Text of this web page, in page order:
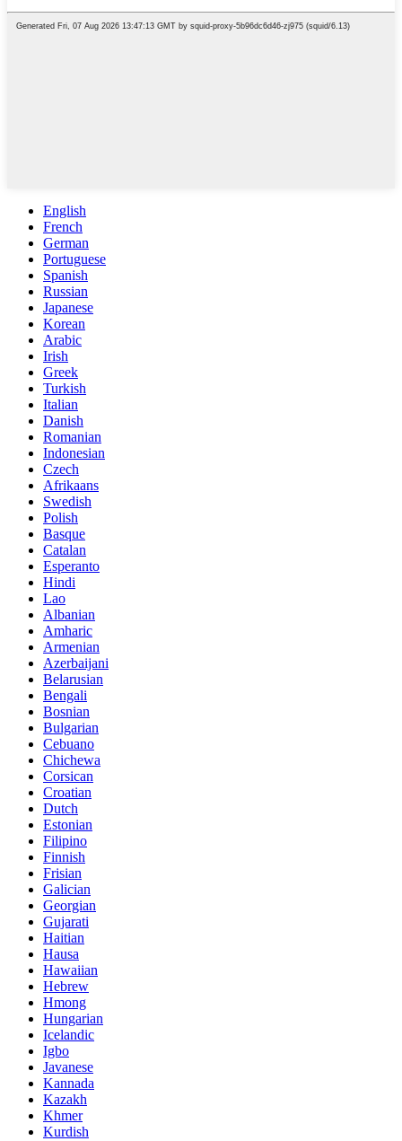
English
French
German
Portuguese
Spanish
Russian
Japanese
Korean
Arabic
Irish
Greek
Turkish
Italian
Danish
Romanian
Indonesian
Czech
Afrikaans
Swedish
Polish
Basque
Catalan
Esperanto
Hindi
Lao
Albanian
Amharic
Armenian
Azerbaijani
Belarusian
Bengali
Bosnian
Bulgarian
Cebuano
Chichewa
Corsican
Croatian
Dutch
Estonian
Filipino
Finnish
Frisian
Galician
Georgian
Gujarati
Haitian
Hausa
Hawaiian
Hebrew
Hmong
Hungarian
Icelandic
Igbo
Javanese
Kannada
Kazakh
Khmer
Kurdish